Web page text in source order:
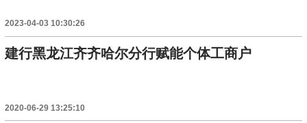
2023-04-03 10:30:26
建行黑龙江齐齐哈尔分行赋能个体工商户
2020-06-29 13:25:10